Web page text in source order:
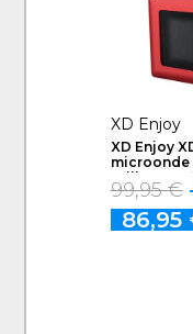
XD Enjoy
XD Enjoy
microonde
grill
99,95 €
86,95